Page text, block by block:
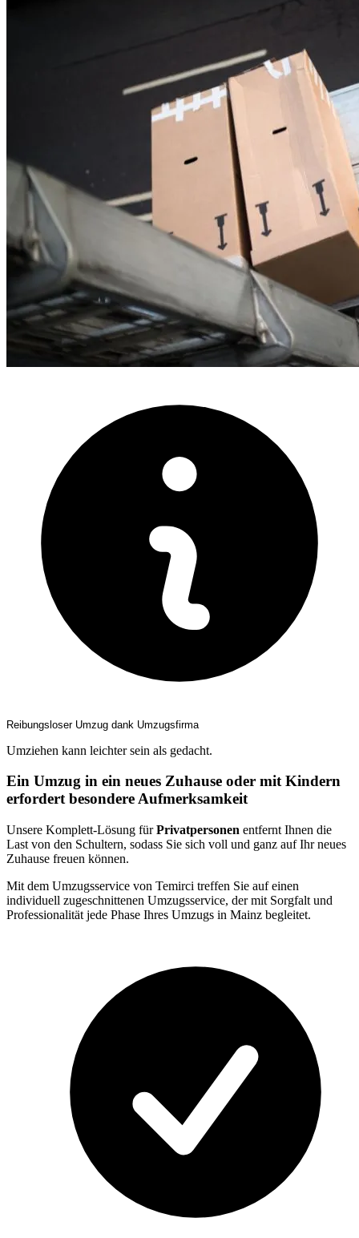
Reibungsloser Umzug dank Umzugsfirma
Umziehen kann leichter sein als gedacht.
Ein Umzug in ein neues Zuhause oder mit Kindern
erfordert besondere Aufmerksamkeit
Unsere Komplett-Lösung fürPrivatpersonen entfernt Ihnen die
Last von den Schultern, sodass Sie sich voll und ganz auf Ihr neues
Zuhause freuen können.
Mit dem Umzugsservice von Temirci treffen Sie auf einen
individuell zugeschnittenen Umzugsservice, der mit Sorgfalt und
Professionalität jede Phase Ihres Umzugs in Mainz begleitet.